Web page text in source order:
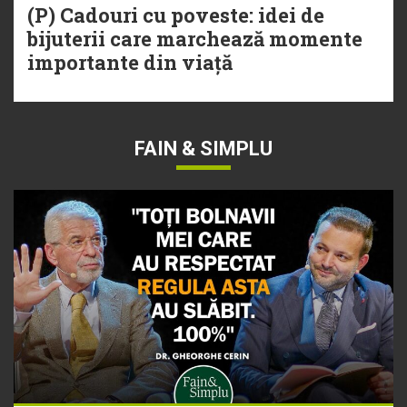
(P) Cadouri cu poveste: idei de
bijuterii care marchează momente
importante din viață
FAIN & SIMPLU